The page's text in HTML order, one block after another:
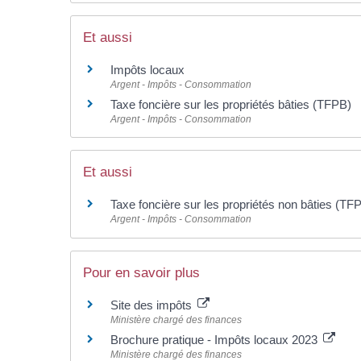
Et aussi
Impôts locaux
Argent - Impôts - Consommation
Taxe foncière sur les propriétés bâties (TFPB)
Argent - Impôts - Consommation
Et aussi
Taxe foncière sur les propriétés non bâties
Argent - Impôts - Consommation
Pour en savoir plus
Site des impôts
Ministère chargé des finances
Brochure pratique - Impôts locaux 2023
Ministère chargé des finances